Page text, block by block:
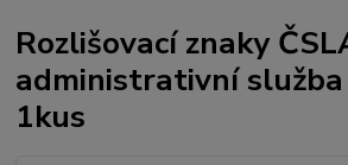
Rozlišovací znaky
administrativní služba
1kus